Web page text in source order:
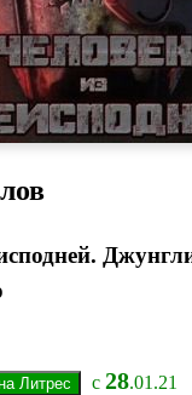
с 28.01.21